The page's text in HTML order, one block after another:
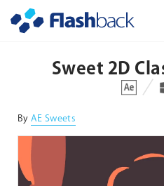
Sweet 2D
対応プラットフォーム
By AE Sweets